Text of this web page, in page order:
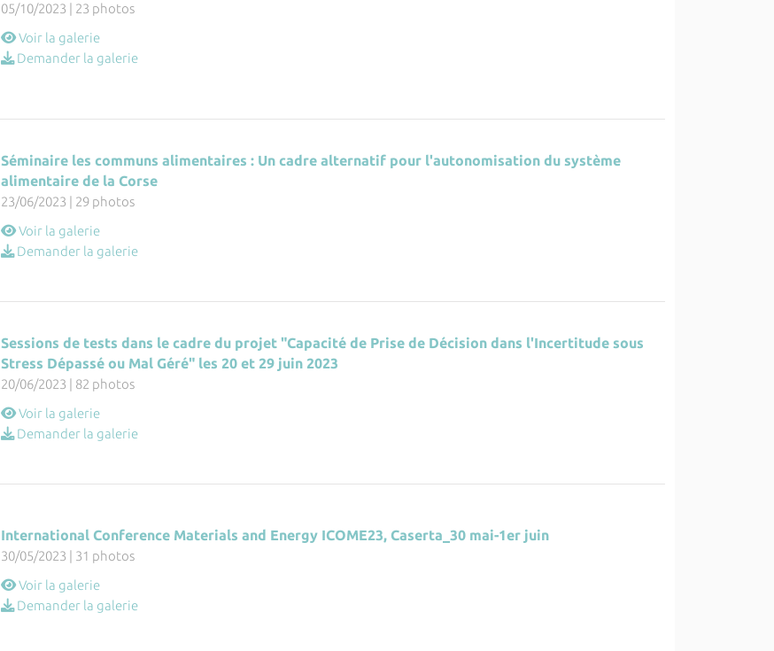
05/10/2023 | 23 photos
Voir la galerie
Demander la galerie
Séminaire les communs alimentaires : Un cadre alternatif pour l'autonomisation du système
alimentaire de la Corse
23/06/2023 | 29 photos
Voir la galerie
Demander la galerie
Sessions de tests dans le cadre du projet "Capacité de Prise de Décision dans l'Incertitude sous
Stress Dépassé ou Mal Géré" les 20 et 29 juin 2023
20/06/2023 | 82 photos
Voir la galerie
Demander la galerie
International Conference Materials and Energy ICOME23, Caserta_30 mai-1er juin
30/05/2023 | 31 photos
Voir la galerie
Demander la galerie